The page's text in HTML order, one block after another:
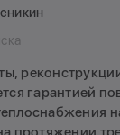
гарантией